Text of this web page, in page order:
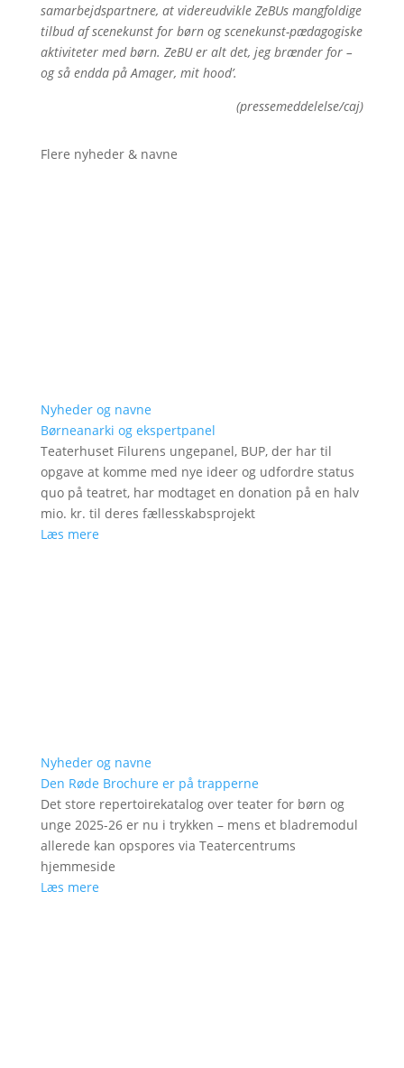
samarbejdspartnere, at videreudvikle ZeBUs mangfoldige
tilbud af scenekunst for børn og scenekunst-pædagogiske
aktiviteter med børn. ZeBU er alt det, jeg brænder for –
og så endda på Amager, mit hood’.
(pressemeddelelse/caj)
Flere nyheder & navne
Nyheder og navne
Børneanarki og ekspertpanel
Teaterhuset Filurens ungepanel, BUP, der har til
opgave at komme med nye ideer og udfordre status
quo på teatret, har modtaget en donation på en halv
mio. kr. til deres fællesskabsprojekt
Læs mere
Nyheder og navne
Den Røde Brochure er på trapperne
Det store repertoirekatalog over teater for børn og
unge 2025-26 er nu i trykken – mens et bladremodul
allerede kan opspores via Teatercentrums
hjemmeside
Læs mere